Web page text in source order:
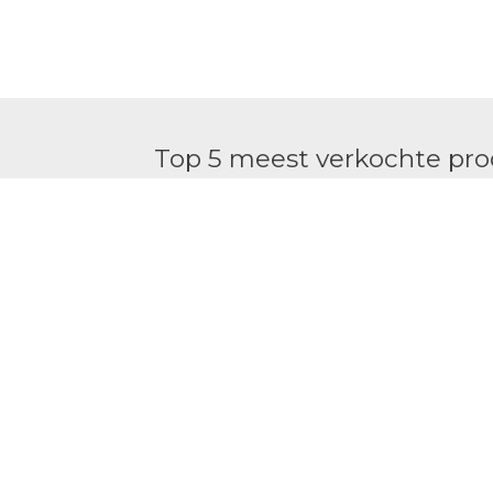
Top 5 meest verkochte